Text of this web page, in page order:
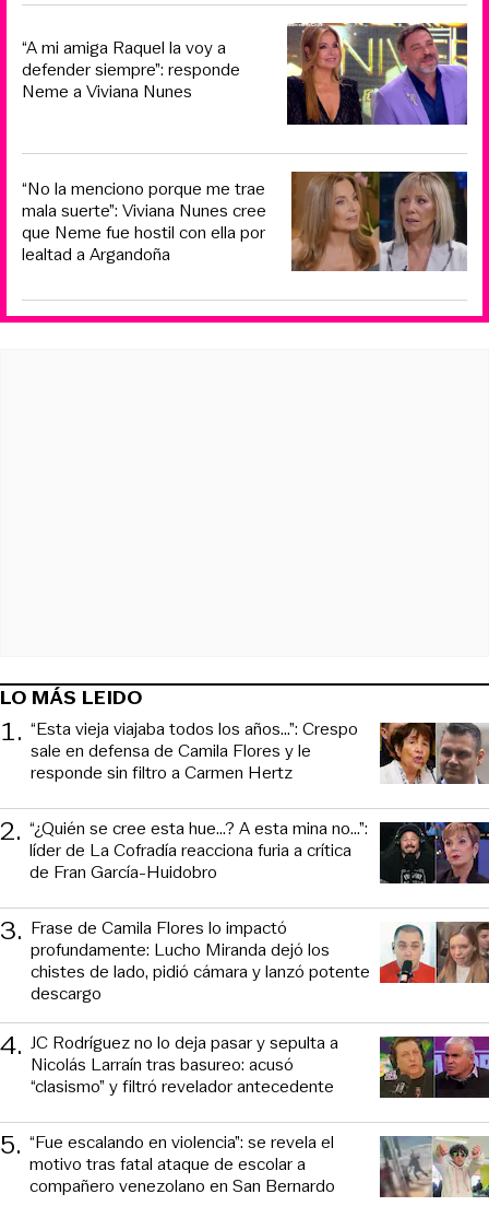
“A mi amiga Raquel la voy a
defender siempre”: responde
Neme a Viviana Nunes
“No la menciono porque me trae
mala suerte”: Viviana Nunes cree
que Neme fue hostil con ella por
lealtad a Argandoña
LO MÁS LEIDO
1. “Esta vieja viajaba todos los años...”: Crespo
sale en defensa de Camila Flores y le
responde sin filtro a Carmen Hertz
2. “¿Quién se cree esta hue...? A esta mina no...”:
líder de La Cofradía reacciona furia a crítica
de Fran García-Huidobro
3. Frase de Camila Flores lo impactó
profundamente: Lucho Miranda dejó los
chistes de lado, pidió cámara y lanzó potente
descargo
4. JC Rodríguez no lo deja pasar y sepulta a
Nicolás Larraín tras basureo: acusó
“clasismo” y filtró revelador antecedente
5. “Fue escalando en violencia”: se revela el
motivo tras fatal ataque de escolar a
compañero venezolano en San Bernardo